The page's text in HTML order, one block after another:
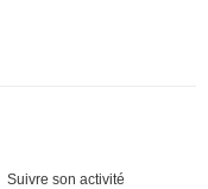
Suivre son activité